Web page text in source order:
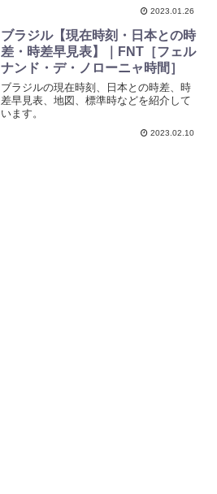
2023.01.26
ブラジル【現在時刻・日本との時
差・時差早見表】｜FNT［フェル
ナンド・デ・ノローニャ時間］
ブラジルの現在時刻、日本との時差、時
差早見表、地図、標準時などを紹介して
います。
2023.02.10